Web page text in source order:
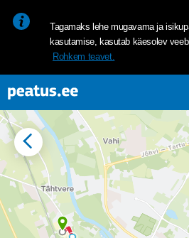
Tagamaks lehe mugavama ja
kasutamise, kasutab käesolev
Rohkem teavet.